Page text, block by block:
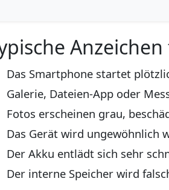
Das Smartphone startet
Galerie, Dateien-App oder
Fotos erscheinen grau,
Das Gerät wird ungewöhnlich
Der Akku entlädt sich sehr
Der interne Speicher wird